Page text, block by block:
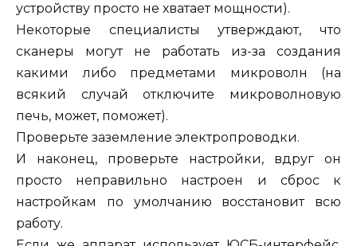
устройству просто не хватает мощности).
Некоторые специалисты утверждают, что
сканеры могут не работать из-за создания
какими либо предметами микроволн (на
всякий случай отключите микроволновую
печь, может, поможет).
Проверьте заземление электропроводки.
И наконец, проверьте настройки, вдруг он
просто неправильно настроен и сброс к
настройкам по умолчанию восстановит всю
работу.